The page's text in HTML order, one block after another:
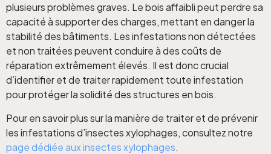
plusieurs problèmes graves. Le bois affaibli peut perdre sa
capacité à supporter des charges, mettant en danger la
stabilité des bâtiments. Les infestations non détectées
et non traitées peuvent conduire à des coûts de
réparation extrêmement élevés. Il est donc crucial
d’identifier et de traiter rapidement toute infestation
pour protéger la solidité des structures en bois.
Pour en savoir plus sur la manière de traiter et de prévenir
les infestations d’insectes xylophages, consultez notre
page dédiée aux insectes xylophages.